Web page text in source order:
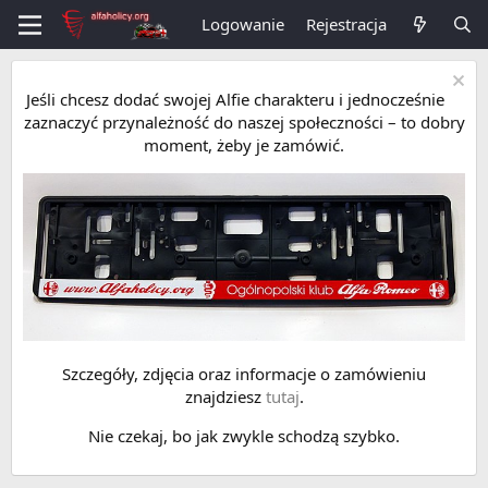
Logowanie Rejestracja
Jeśli chcesz dodać swojej Alfie charakteru i jednocześnie
zaznaczyć przynależność do naszej społeczności – to dobry
moment, żeby je zamówić.
Szczegóły, zdjęcia oraz informacje o zamówieniu
znajdziesz tutaj.
Nie czekaj, bo jak zwykle schodzą szybko.